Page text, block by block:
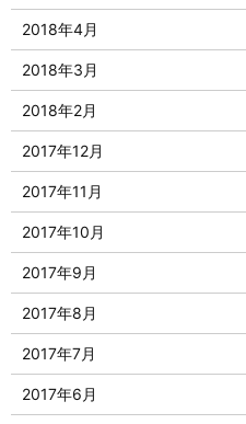
2018年4月
2018年3月
2018年2月
2017年12月
2017年11月
2017年10月
2017年9月
2017年8月
2017年7月
2017年6月